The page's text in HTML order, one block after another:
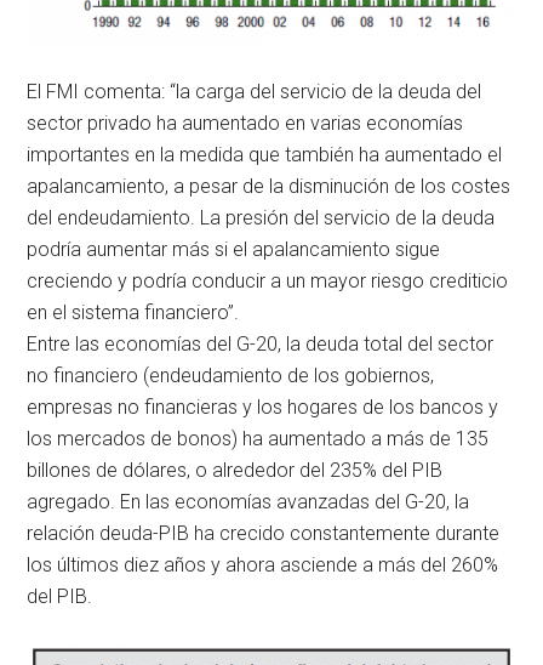
El FMI comenta: “la carga del servicio de la deuda del
sector privado ha aumentado en varias economías
importantes en la medida que también ha aumentado el
apalancamiento, a pesar de la disminución de los costes
del endeudamiento. La presión del servicio de la deuda
podría aumentar más si el apalancamiento sigue
creciendo y podría conducir a un mayor riesgo crediticio
en el sistema financiero”.
Entre las economías del G-20, la deuda total del sector
no financiero (endeudamiento de los gobiernos,
empresas no financieras y los hogares de los bancos y
los mercados de bonos) ha aumentado a más de 135
billones de dólares, o alrededor del 235% del PIB
agregado. En las economías avanzadas del G-20, la
relación deuda-PIB ha crecido constantemente durante
los últimos diez años y ahora asciende a más del 260%
del PIB.